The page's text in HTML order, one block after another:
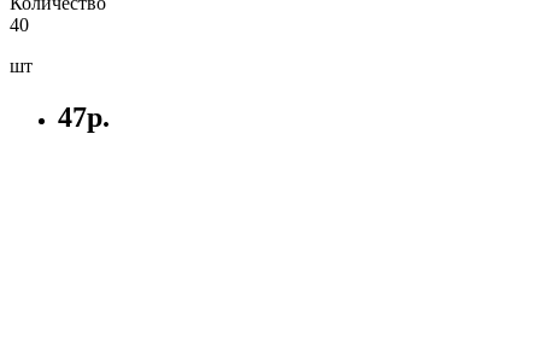
40
шт
47р.